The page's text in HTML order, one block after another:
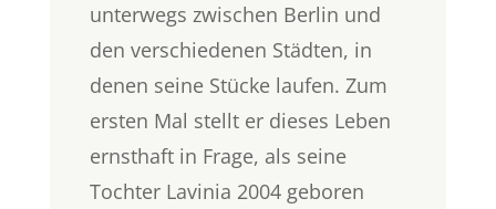
unterwegs zwischen Berlin und
den verschiedenen Städten, in
denen seine Stücke laufen. Zum
ersten Mal stellt er dieses Leben
ernsthaft in Frage, als seine
Tochter Lavinia 2004 geboren